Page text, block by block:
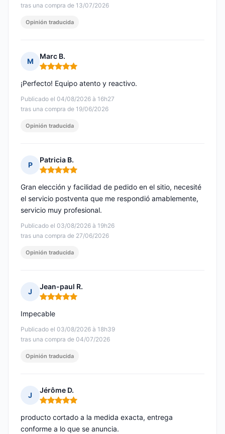
tras una compra de 13/07/2026
Opinión traducida
M
Marc B.
Nota: 5 de 5
Publicado el 04/08/2026 à 16h27
tras una compra de 19/06/2026
¡Perfecto! Equipo atento y reactivo.
Opinión traducida
P
Patricia B.
Nota: 5 de 5
Publicado el 03/08/2026 à 19h26
tras una compra de 27/06/2026
Gran elección y facilidad de pedido en el sitio, necesité
el servicio postventa que me respondió amablemente,
servicio muy profesional.
Opinión traducida
J
Jean-paul R.
Nota: 5 de 5
Publicado el 03/08/2026 à 18h39
tras una compra de 04/07/2026
Impecable
Opinión traducida
J
Jérôme D.
Nota: 5 de 5
producto cortado a la medida exacta, entrega
conforme a lo que se anuncia.